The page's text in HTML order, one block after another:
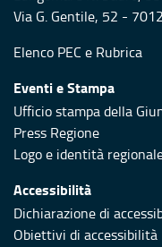
Via G. Gentile, 52 -
Elenco PEC e Rubrica
Eventi e Stampa
Ufficio stampa della
Press Regione
Logo e identità
Accessibilità
Dichiarazione di
Obiettivi di accessibilità